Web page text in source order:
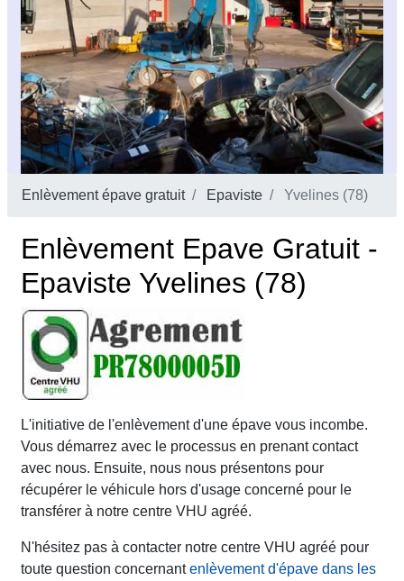
Enlèvement épave gratuit Epaviste Yvelines (78)
Enlèvement Epave Gratuit -
Epaviste Yvelines (78)
L'initiative de l'enlèvement d'une épave vous incombe.
Vous démarrez avec le processus en prenant contact
avec nous. Ensuite, nous nous présentons pour
récupérer le véhicule hors d'usage concerné pour le
transférer à notre centre VHU agréé.
N'hésitez pas à contacter notre centre VHU agréé pour
toute question concernantenlèvement d'épave dans les